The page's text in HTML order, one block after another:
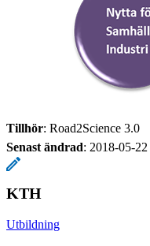
Tillhör: Road2Science 3.0
Senast ändrad: 2018-05-22
KTH
Utbildning